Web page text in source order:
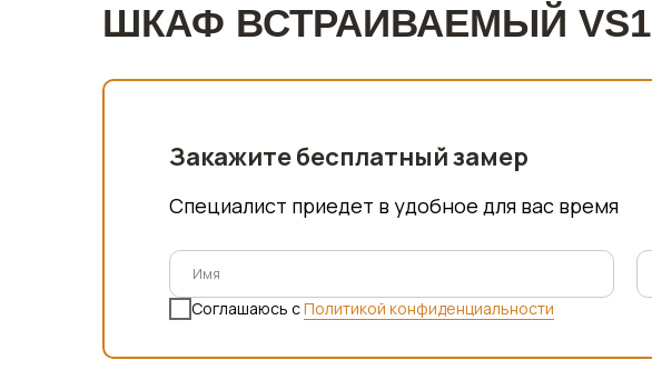
ШКАФ ВСТРАИВАЕМЫЙ VS1
Закажите бесплатный замер
Соглашаюсь сПолитикой конфиденциальности
Специалист приедет в удобное для вас время